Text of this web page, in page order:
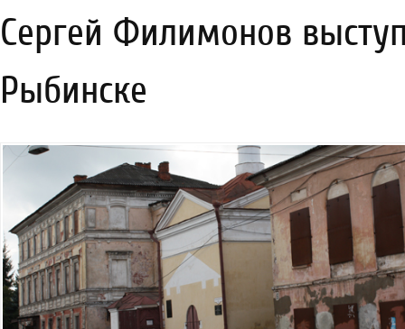
Сергей Филимонов
Рыбинске